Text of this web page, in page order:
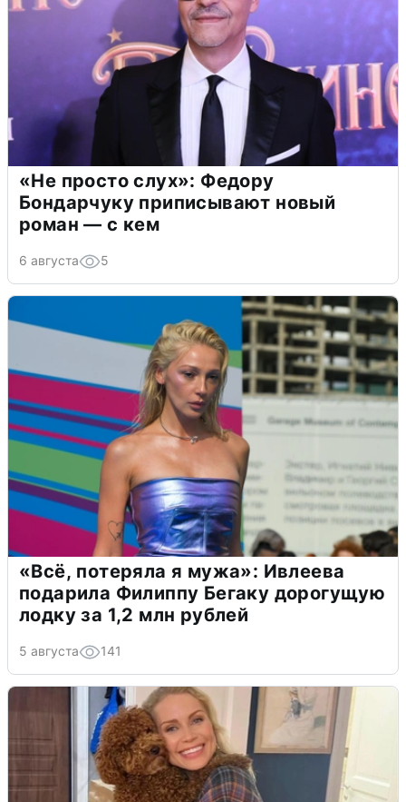
«Не просто слух»: Федору
Бондарчуку приписывают новый
роман — с кем
6 августа 5
«Всё, потеряла я мужа»: Ивлеева
подарила Филиппу Бегаку дорогущую
лодку за 1,2 млн рублей
5 августа 141